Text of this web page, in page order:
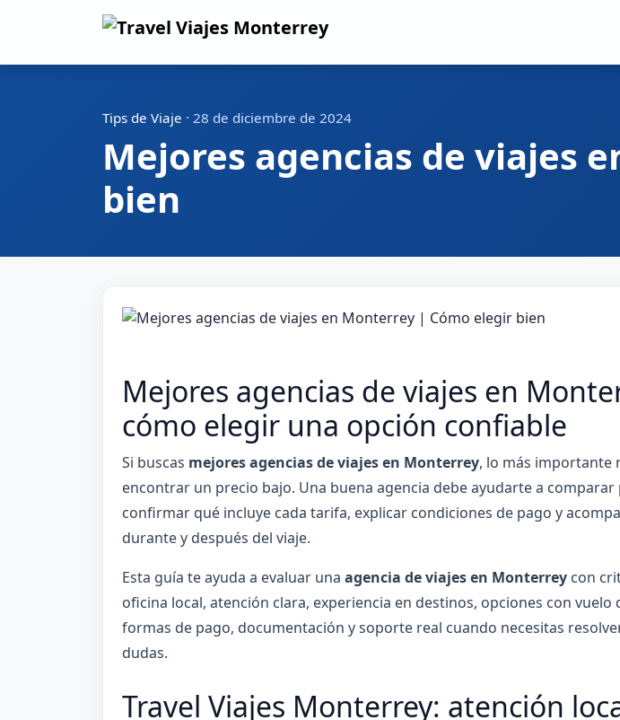
Tips de Viaje · 28 de diciembre de 2024
Mejores agencias de viajes
bien
Mejores agencias de viajes en
cómo elegir una opción confiable
Si buscas mejores agencias de viajes en Monterrey, lo más importante
encontrar un precio bajo. Una buena agencia debe ayudarte a comparar
confirmar qué incluye cada tarifa, explicar condiciones de pago y
durante y después del viaje.
Esta guía te ayuda a evaluar una agencia de viajes en Monterreycon
oficina local, atención clara, experiencia en destinos, opciones con vuelo
formas de pago, documentación y soporte real cuando necesitas
dudas.
Travel Viajes Monterrey: atención